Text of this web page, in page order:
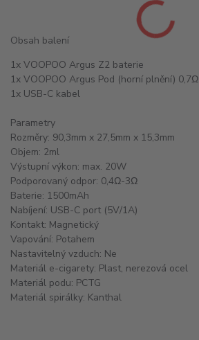
Obsah balení
1x VOOPOO Argus Z2 baterie
1x VOOPOO Argus Pod (horní plnění) 0,7Ω
1x USB-C kabel
Parametry
Rozměry: 90,3mm x 27,5mm x 15,3mm
Objem: 2ml
Výstupní výkon: max. 20W
Podporovaný odpor: 0,4Ω-3Ω
Baterie: 1500mAh
Nabíjení: USB-C port (5V/1A)
Kontakt: Magnetický
Vapování: Potahem
Nastavitelný vzduch: Ne
Materiál e-cigarety: Plast, nerezová ocel
Materiál podu: PCTG
Materiál spirálky: Kanthal